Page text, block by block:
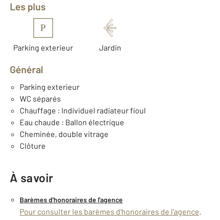
Les plus
P
Parking exterieur Jardin
Général
Parking exterieur
WC séparés
Chauffage : Individuel radiateur fioul
Eau chaude : Ballon électrique
Cheminée, double vitrage
Clôture
À savoir
Barèmes d'honoraires de l'agence
Pour consulter les barèmes d'honoraires de l'agence,